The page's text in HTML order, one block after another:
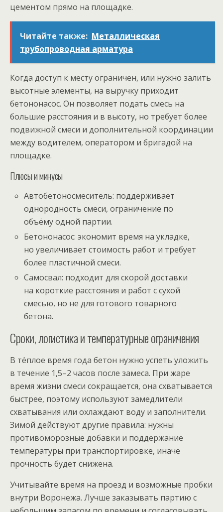
цементом прямо на площадке.
Читайте также: Металлическая
трубопроводная арматура
Когда доступ к месту ограничен, или нужно залить
высотные элементы, на выручку приходит
бетононасос. Он позволяет подать смесь на
большие расстояния и в высоту, но требует более
подвижной смеси и дополнительной координации
между водителем, оператором и бригадой на
площадке.
Плюсы и минусы
Автобетоносмеситель: поддерживает
однородность смеси, ограничение по
объёму одной партии.
Бетононасос: экономит время на укладке,
но увеличивает стоимость работ и требует
более пластичной смеси.
Самосвал: подходит для скорой доставки
на короткие расстояния и работ с сухой
смесью, но не для готового товарного
бетона.
Сроки, логистика и температурные ограничения
В тёплое время года бетон нужно успеть уложить
в течение 1,5–2 часов после замеса. При жаре
время жизни смеси сокращается, она схватывается
быстрее, поэтому используют замедлители
схватывания или охлаждают воду и заполнители.
Зимой действуют другие правила: нужны
противоморозные добавки и поддержание
температуры при транспортировке, иначе
прочность будет снижена.
Учитывайте время на проезд и возможные пробки
внутри Воронежа. Лучше заказывать партию с